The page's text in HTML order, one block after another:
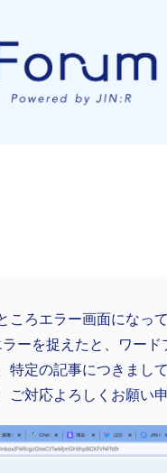
ころエラー画面になっ
ーを捉えたと、ワード
定の記事につきまし
対応よろしくお願い申